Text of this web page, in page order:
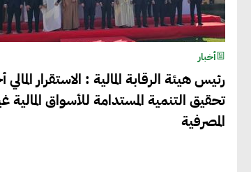
أخبار
رئيس هيئة الرقابة المالية : الاستقرار المالي
تحقيق التنمية المستدامة للأسواق المالية
المصرفية